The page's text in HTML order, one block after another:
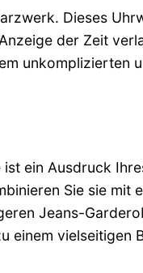
Dieses
der Zeit
unkomplizierten
ein Ausdruck
Sie sie mit
Jeans-
einem vielseitigen